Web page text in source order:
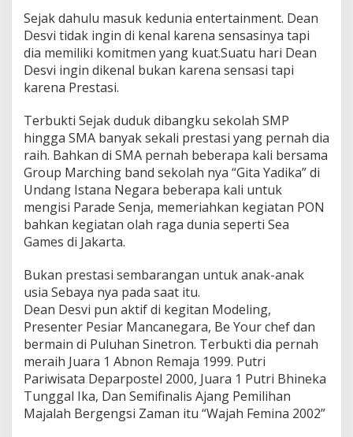
Sejak dahulu masuk kedunia entertainment. Dean
Desvi tidak ingin di kenal karena sensasinya tapi
dia memiliki komitmen yang kuat.Suatu hari Dean
Desvi ingin dikenal bukan karena sensasi tapi
karena Prestasi.
Terbukti Sejak duduk dibangku sekolah SMP
hingga SMA banyak sekali prestasi yang pernah dia
raih. Bahkan di SMA pernah beberapa kali bersama
Group Marching band sekolah nya “Gita Yadika” di
Undang Istana Negara beberapa kali untuk
mengisi Parade Senja, memeriahkan kegiatan PON
bahkan kegiatan olah raga dunia seperti Sea
Games di Jakarta.
Bukan prestasi sembarangan untuk anak-anak
usia Sebaya nya pada saat itu.
Dean Desvi pun aktif di kegitan Modeling,
Presenter Pesiar Mancanegara, Be Your chef dan
bermain di Puluhan Sinetron. Terbukti dia pernah
meraih Juara 1 Abnon Remaja 1999. Putri
Pariwisata Deparpostel 2000, Juara 1 Putri Bhineka
Tunggal Ika, Dan Semifinalis Ajang Pemilihan
Majalah Bergengsi Zaman itu “Wajah Femina 2002”